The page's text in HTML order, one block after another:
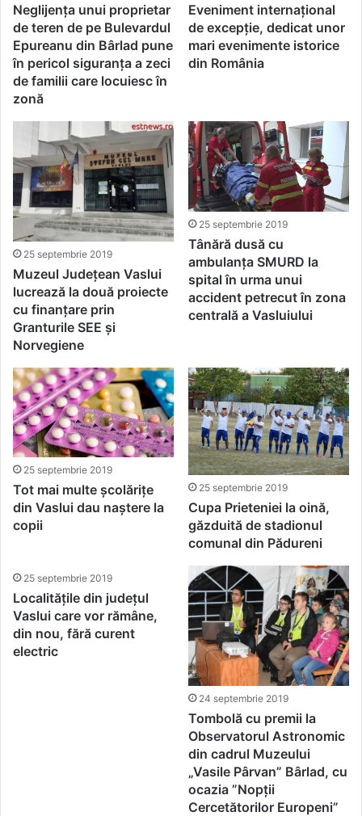
Neglijența unui proprietar
de teren de pe Bulevardul
Epureanu din Bârlad pune
în pericol siguranța a zeci
de familii care locuiesc în
zonă
Eveniment internațional
de excepție, dedicat unor
mari evenimente istorice
din România
25 septembrie 2019
Muzeul Județean Vaslui
lucrează la două proiecte
cu finanțare prin
Granturile SEE și
Norvegiene
25 septembrie 2019
Tânără dusă cu
ambulanța SMURD la
spital în urma unui
accident petrecut în zona
centrală a Vasluiului
25 septembrie 2019
Tot mai multe școlărițe
din Vaslui dau naștere la
copii
25 septembrie 2019
Cupa Prieteniei la oină,
găzduită de stadionul
comunal din Pădureni
25 septembrie 2019
Localitățile din județul
Vaslui care vor rămâne,
din nou, fără curent
electric
24 septembrie 2019
Tombolă cu premii la
Observatorul Astronomic
din cadrul Muzeului
„Vasile Pârvan” Bârlad, cu
ocazia ”Nopții
Cercetătorilor Europeni”